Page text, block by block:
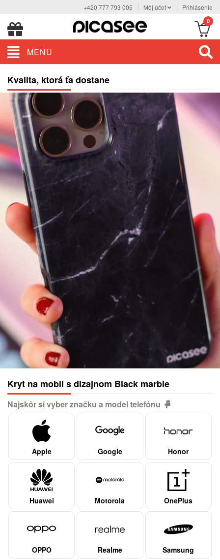
+420 777 793 005 Môj účet Prihlásenie
0
MENU
Kvalita, ktorá ťa dostane
Kryt na mobil s dizajnom Black marble
Najskôr si vyber značku a model telefónu
Apple Google Honor
Huawei Motorola OnePlus
OPPO Realme Samsung